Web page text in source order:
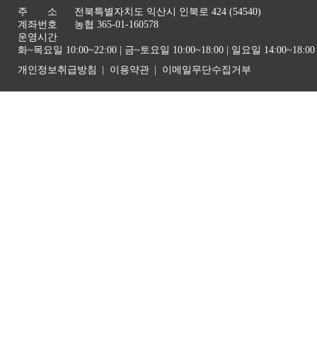
주 소
전북특별자치도 익산시 인북로 424 (54540)
계좌번호
농협 365-01-160578
운영시간
화~목요일 10:00~22:00 | 금~토요일 10:00~18:00 | 일요일
개인정보취급방침
이용약관 이메일무단수집거부